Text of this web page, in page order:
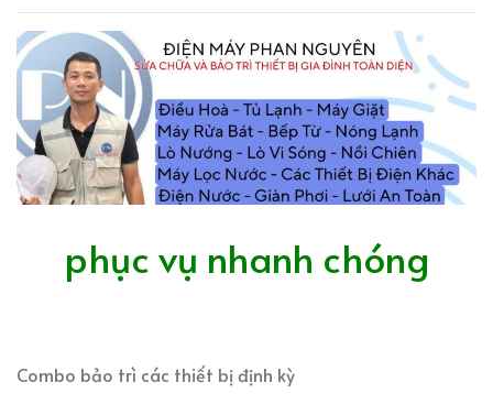
phục vụ nhanh chóng
Combo bảo trì các thiết bị định kỳ